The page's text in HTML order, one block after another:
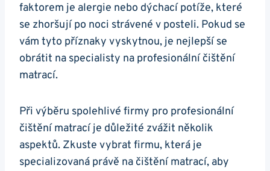
faktorem je alergie nebo dýchací potíže, které
se zhoršují po noci strávené v posteli. Pokud se
vám tyto příznaky vyskytnou, je nejlepší se
obrátit na specialisty na profesionální čištění
matrací.
Při výběru spolehlivé firmy pro profesionální
čištění matrací je důležité zvážit několik
aspektů. Zkuste vybrat firmu, která je
specializovaná právě na čištění matrací, aby